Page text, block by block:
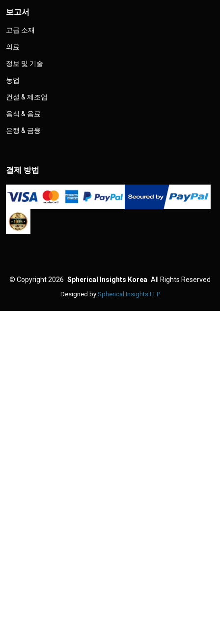
보고서
고급 소재
의료
정보 및 기술
농업
건설 & 제조업
음식 & 음료
은행 & 금융
결제 방법
© Copyright 2026 Spherical Insights Korea All Rights Reserved
Designed by Spherical Insights LLP